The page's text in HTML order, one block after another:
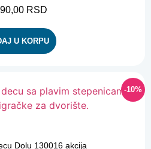
RSD
U KORPU
-10%
Dolu 130016 akcija